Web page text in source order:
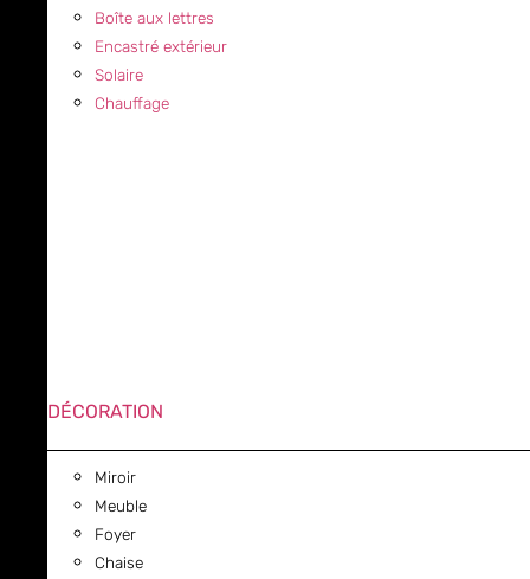
Boîte aux lettres
Encastré extérieur
Solaire
Chauffage
DÉCORATION
Miroir
Meuble
Foyer
Chaise